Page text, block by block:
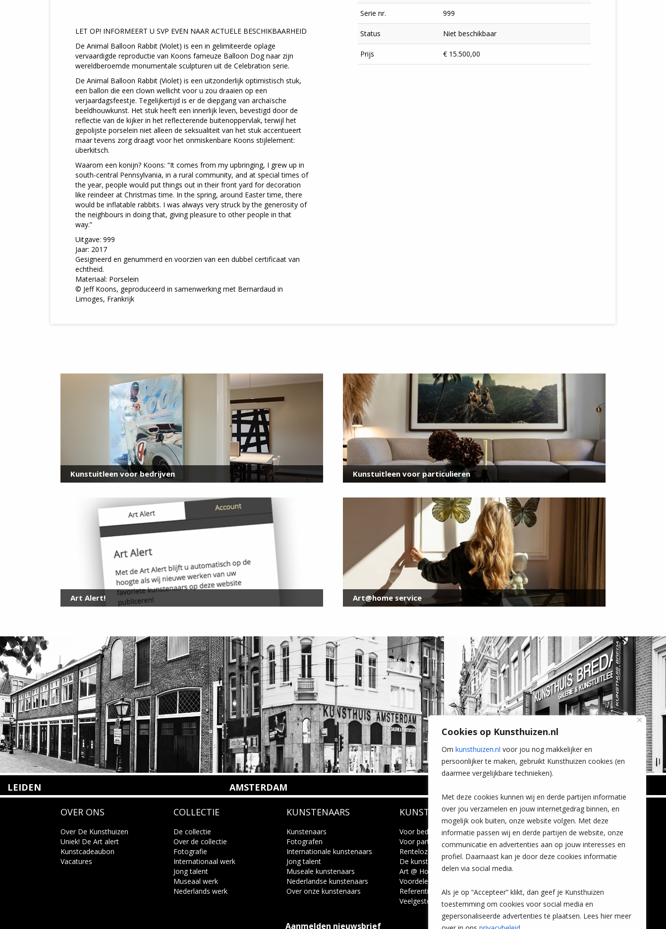
Cookies op Kunsthuizen.nl
Om kunsthuizen.nl voor jou nog makkelijker en
persoonlijker te maken, gebruikt Kunsthuizen cookies (en
daarmee vergelijkbare technieken).
Met deze cookies kunnen wij en derde partijen informatie
over jou verzamelen en jouw internetgedrag binnen, en
mogelijk ook buiten, onze website volgen. Met deze
informatie passen wij en derde partijen de website, onze
communicatie en advertenties aan op jouw interesses en
profiel. Daarnaast kan je door deze cookies informatie
delen via social media.
Als je op “Accepteer” klikt, dan geef je Kunsthuizen
toestemming om cookies voor social media en
gepersonaliseerde advertenties te plaatsen. Lees hier meer
LET OP! INFORMEERT U SVP EVEN NAAR ACTUELE BESCHIKBAARHEID
De Animal Balloon Rabbit (Violet) is een in gelimiteerde oplage
vervaardigde reproductie van Koons fameuze Balloon Dog naar zijn
wereldberoemde monumentale sculpturen uit de Celebration serie.
De Animal Balloon Rabbit (Violet) is een uitzonderlijk optimistisch stuk,
een ballon die een clown wellicht voor u zou draaien op een
verjaardagsfeestje. Tegelijkertijd is er de diepgang van archaïsche
beeldhouwkunst. Het stuk heeft een innerlijk leven, bevestigd door de
reflectie van de kijker in het reflecterende buitenoppervlak, terwijl het
gepolijste porselein niet alleen de seksualiteit van het stuk accentueert
maar tevens zorg draagt voor het onmiskenbare Koons stijlelement:
überkitsch.
Waarom een konijn? Koons: “It comes from my upbringing, I grew up in
south-central Pennsylvania, in a rural community, and at special times of
the year, people would put things out in their front yard for decoration
like reindeer at Christmas time. In the spring, around Easter time, there
would be inflatable rabbits. I was always very struck by the generosity of
the neighbours in doing that, giving pleasure to other people in that
way.”
Uitgave: 999
Jaar: 2017
Gesigneerd en genummerd en voorzien van een dubbel certificaat van
echtheid.
Materiaal: Porselein
© Jeff Koons, geproduceerd in samenwerking met Bernardaud in
Limoges, Frankrijk
Serie nr. 999
Status Niet beschikbaar
Prijs € 15.500,00
Kunstuitleen voor bedrijven Kunstuitleen voor particulieren
Art Alert! Art@home service
LEIDEN
info@kunsthuisleiden.nl
AMSTERDAM
1075 VX Amsterdam
info@kunsthuisamsterdam.nl
Lees meer
Wilhelminastraat 11
4818 SB Breda
+31 (0)76 5221309
info@kunsthuisbreda.nl
Lees meer
OVER ONS
Over De Kunsthuizen
Uniek! De Art alert
Kunstcadeaubon
Vacatures
COLLECTIE
De collectie
Over de collectie
Fotografie
Internationaal werk
Jong talent
Museaal werk
Nederlands werk
KUNSTENAARS
Kunstenaars
Fotografen
Internationale kunstenaars
Jong talent
Museale kunstenaars
Nederlandse kunstenaars
Over onze kunstenaars
KUNSTUITLEEN
Voor bedrijven
Voor particulieren
Renteloze kunstkoop
De kunstcadeaubon
Art @ Home service
Voordelen
Referenties
Veelgestelde vragen
CONTACT
Contact
Leiden
Amsterdam
Breda
Favorieten
Aanmelden nieuwsbrief